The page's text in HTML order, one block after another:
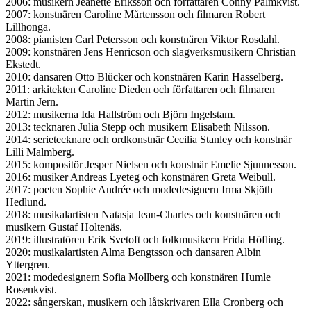
2007: konstnären Caroline Mårtensson och filmaren Robert
Lillhonga.
2008: pianisten Carl Petersson och konstnären Viktor Rosdahl.
2009: konstnären Jens Henricson och slagverksmusikern Christian
Ekstedt.
2010: dansaren Otto Blücker och konstnären Karin Hasselberg.
2011: arkitekten Caroline Dieden och författaren och filmaren
Martin Jern.
2012: musikerna Ida Hallström och Björn Ingelstam.
2013: tecknaren Julia Stepp och musikern Elisabeth Nilsson.
2014: serietecknare och ordkonstnär Cecilia Stanley och konstnär
Lilli Malmberg.
2015: kompositör Jesper Nielsen och konstnär Emelie Sjunnesson.
2016: musiker Andreas Lyeteg och konstnären Greta Weibull.
2017: poeten Sophie Andrée och modedesignern Irma Skjöth
Hedlund.
2018: musikalartisten Natasja Jean-Charles och konstnären och
musikern Gustaf Holtenäs.
2019: illustratören Erik Svetoft och folkmusikern Frida Höfling.
2020: musikalartisten Alma Bengtsson och dansaren Albin
Yttergren.
2021: modedesignern Sofia Mollberg och konstnären Humle
Rosenkvist.
2022: sångerskan, musikern och låtskrivaren Ella Cronberg och